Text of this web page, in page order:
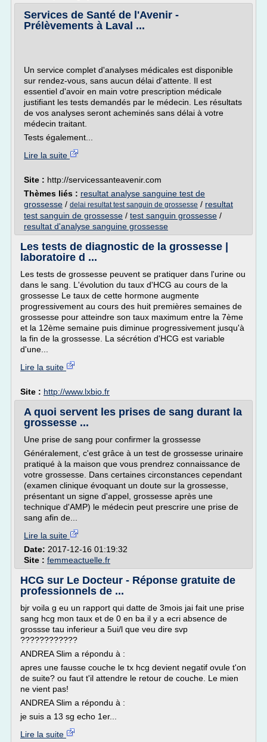
Services de Santé de l'Avenir -
Prélèvements à Laval ...
Un service complet d'analyses médicales est disponible
sur rendez-vous, sans aucun délai d'attente. Il est
essentiel d'avoir en main votre prescription médicale
justifiant les tests demandés par le médecin. Les résultats
de vos analyses seront acheminés sans délai à votre
médecin traitant.
Tests également...
Lire la suite
Site : http://servicessanteavenir.com
Thèmes liés : resultat analyse sanguine test de
grossesse / delai resultat test sanguin de grossesse / resultat
test sanguin de grossesse / test sanguin grossesse /
resultat d'analyse sanguine grossesse
Les tests de diagnostic de la grossesse |
laboratoire d ...
Les tests de grossesse peuvent se pratiquer dans l'urine ou
dans le sang. L'évolution du taux d'HCG au cours de la
grossesse Le taux de cette hormone augmente
progressivement au cours des huit premières semaines de
grossesse pour atteindre son taux maximum entre la 7ème
et la 12ème semaine puis diminue progressivement jusqu'à
la fin de la grossesse. La sécrétion d'HCG est variable
d'une...
Lire la suite
Site : http://www.lxbio.fr
A quoi servent les prises de sang durant la
grossesse ...
Une prise de sang pour confirmer la grossesse
Généralement, c'est grâce à un test de grossesse urinaire
pratiqué à la maison que vous prendrez connaissance de
votre grossesse. Dans certaines circonstances cependant
(examen clinique évoquant un doute sur la grossesse,
présentant un signe d'appel, grossesse après une
technique d'AMP) le médecin peut prescrire une prise de
sang afin de...
Lire la suite
Date: 2017-12-16 01:19:32
Site : femmeactuelle.fr
HCG sur Le Docteur - Réponse gratuite de
professionnels de ...
bjr voila g eu un rapport qui datte de 3mois jai fait une prise
sang hcg mon taux et de 0 en ba il y a ecri absence de
grossse tau inferieur a 5ui/l que veu dire svp
????????????
ANDREA Slim a répondu à :
apres une fausse couche le tx hcg devient negatif ovule t'on
de suite? ou faut t'il attendre le retour de couche. Le mien
ne vient pas!
ANDREA Slim a répondu à :
je suis a 13 sg echo 1er...
Lire la suite